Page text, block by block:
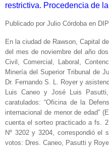
restrictiva. Procedencia de
Publicado por Julio Córdoba en
En la ciudad de Rawson, Capital
del mes de noviembre del año
Civil, Comercial, Laboral,
Minería del Superior Tribunal de
Dr. Fernando S. L. Royer y
Luis Caneo y José Luis
caratulados: “Oficina de la
internacional de menor de edad”
cuenta el sorteo practicado a fs.
Nº 3202 y 3204, correspondió el
votos: Dres. Caneo, Pasutti y